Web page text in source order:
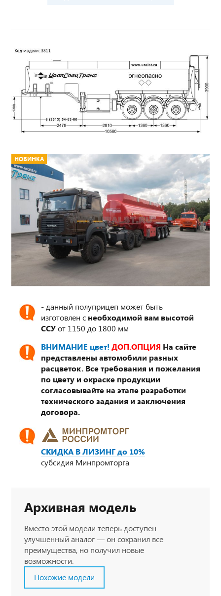
НОВИНКА
- данный полуприцеп может быть
изготовлен с необходимой вам высотой
ССУот 1150 до 1800 мм
ВНИМАНИЕ цвет! ДОП.ОПЦИЯ На сайте
представлены автомобили разных
расцветок. Все требования и пожелания
по цвету и окраске продукции
согласовывайте на этапе разработки
технического задания и заключения
договора.
СКИДКА В ЛИЗИНГ до 10%
субсидия Минпромторга
Архивная модель
Вместо этой модели теперь доступен
улучшенный аналог — он сохранил все
преимущества, но получил новые
возможности.
Похожие модели